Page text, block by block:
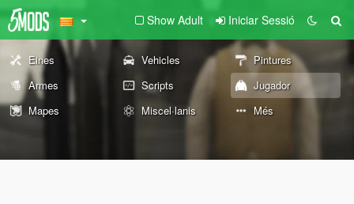
Show Adult Iniciar Sessió
Eines Vehicles
Pintures
Armes
Scripts
Jugador
Mapes
Miscel·lanis Més